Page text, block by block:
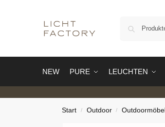
NEW PURE LEUCHTEN
Start / Outdoor / Outdoormöbel